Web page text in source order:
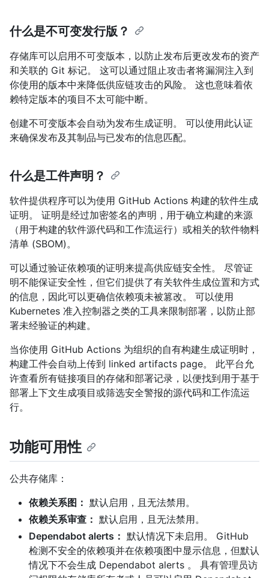
什么是不可变发行版？
存储库可以启用不可变版本，以防止发布后更改发布的资产
和关联的 Git 标记。 这可以通过阻止攻击者将漏洞注入到
你使用的版本中来降低供应链攻击的风险。 这也意味着依
赖特定版本的项目不太可能中断。
创建不可变版本会自动为发布生成证明。 可以使用此认证
来确保发布及其制品与已发布的信息匹配。
什么是工件声明？
软件提供程序可以为使用 GitHub Actions 构建的软件生成
证明。 证明是经过加密签名的声明，用于确立构建的来源
（用于构建的软件源代码和工作流运行）或相关的软件物料
清单 (SBOM)。
可以通过验证依赖项的证明来提高供应链安全性。 尽管证
明不能保证安全性，但它们提供了有关软件生成位置和方式
的信息，因此可以更确信依赖项未被篡改。 可以使用
Kubernetes 准入控制器之类的工具来限制部署，以防止部
署未经验证的构建。
当你使用 GitHub Actions 为组织的自有构建生成证明时，
构建工件会自动上传到 linked artifacts page。 此平台允
许查看所有链接项目的存储和部署记录，以便找到用于基于
部署上下文生成项目或筛选安全警报的源代码和工作流运
行。
功能可用性
公共存储库：
依赖关系图： 默认启用，且无法禁用。
依赖关系审查： 默认启用，且无法禁用。
Dependabot alerts： 默认情况下未启用。 GitHub
检测不安全的依赖项并在依赖项图中显示信息，但默认
情况下不会生成 Dependabot alerts 。 具有管理员访